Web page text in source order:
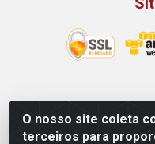
O nosso site coleta
terceiros para
Rio Vermelho
BR, 153, KM 52 N